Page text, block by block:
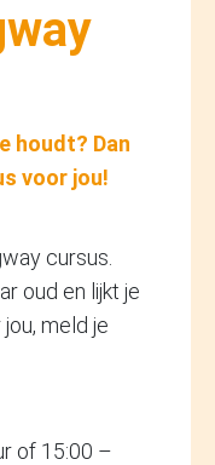
houdt? Dan
voor jou!
cursus.
oud en lijkt je
meld je
of 15:00 –